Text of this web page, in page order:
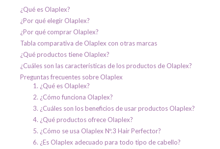
¿Qué es Olaplex?
¿Por qué elegir Olaplex?
¿Por qué comprar Olaplex?
Tabla comparativa de Olaplex con otras marcas
¿Qué productos tiene Olaplex?
¿Cuáles son las características de los productos de Olaplex?
Preguntas frecuentes sobre Olaplex
1. ¿Qué es Olaplex?
2. ¿Cómo funciona Olaplex?
3. ¿Cuáles son los beneficios de usar productos Olaplex?
4. ¿Qué productos ofrece Olaplex?
5. ¿Cómo se usa Olaplex Nº.3 Hair Perfector?
6. ¿Es Olaplex adecuado para todo tipo de cabello?